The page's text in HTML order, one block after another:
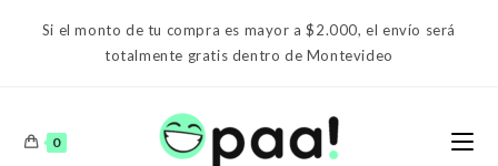
Si el monto de tu compra es mayor a $2.000, el envío será
totalmente gratis dentro de Montevideo
0